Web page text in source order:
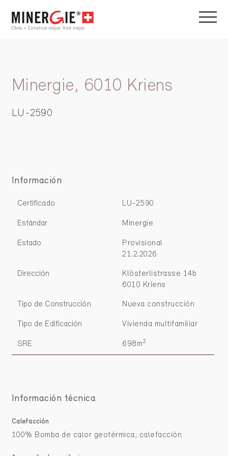
Minergie, 6010 Kriens
LU-2590
Información
Certificado LU-2590
Estándar Minergie
Estado
Provisional
21.2.2026
Dirección
Klösterlistrasse 14b
6010 Kriens
Tipo de Construcción Nueva construcción
Tipo de Edificación Vivienda multifamiliar
SRE 698m2
Información técnica
Calefacción
100% Bomba de calor geotérmica, calefacción